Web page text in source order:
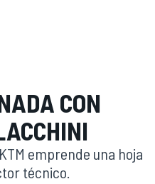
CON
emprende una hoja
técnico.